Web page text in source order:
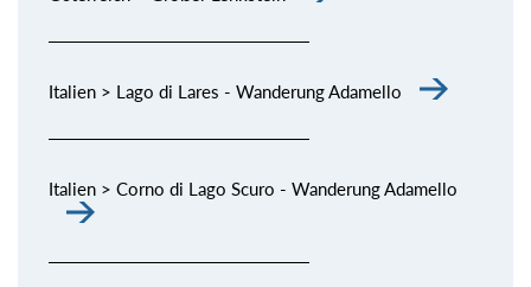
Italien > Lago di Lares - Wanderung Adamello
Italien > Corno di Lago Scuro - Wanderung Adamello